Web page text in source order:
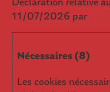
Déclaration relative
11/07/2026 par
Nécessaires (8)
Les cookies